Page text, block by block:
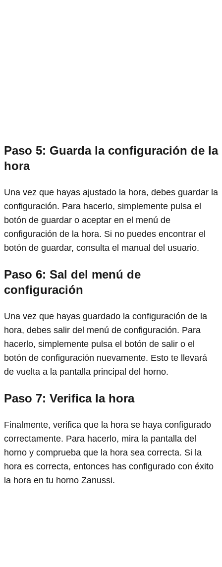
Paso 5: Guarda la configuración de la
hora
Una vez que hayas ajustado la hora, debes guardar la
configuración. Para hacerlo, simplemente pulsa el
botón de guardar o aceptar en el menú de
configuración de la hora. Si no puedes encontrar el
botón de guardar, consulta el manual del usuario.
Paso 6: Sal del menú de
configuración
Una vez que hayas guardado la configuración de la
hora, debes salir del menú de configuración. Para
hacerlo, simplemente pulsa el botón de salir o el
botón de configuración nuevamente. Esto te llevará
de vuelta a la pantalla principal del horno.
Paso 7: Verifica la hora
Finalmente, verifica que la hora se haya configurado
correctamente. Para hacerlo, mira la pantalla del
horno y comprueba que la hora sea correcta. Si la
hora es correcta, entonces has configurado con éxito
la hora en tu horno Zanussi.